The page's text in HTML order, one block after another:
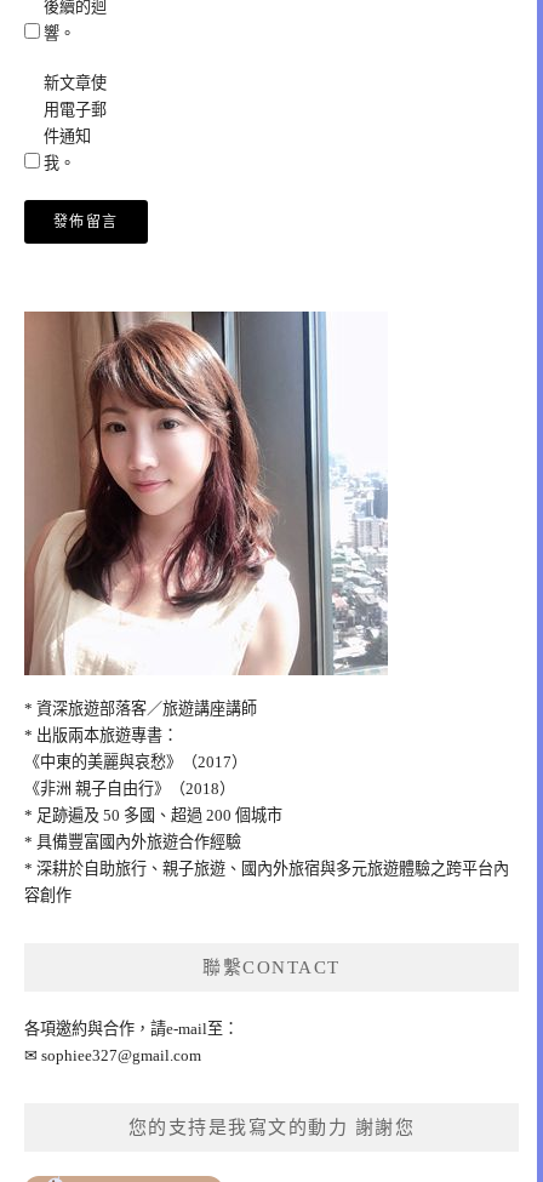
後續的迴
響。
新文章使
用電子郵
件通知
我。
* 資深旅遊部落客／旅遊講座講師
* 出版兩本旅遊專書：
《中東的美麗與哀愁》（2017）
《非洲 親子自由行》（2018）
* 足跡遍及 50 多國、超過 200 個城市
* 具備豐富國內外旅遊合作經驗
* 深耕於自助旅行、親子旅遊、國內外旅宿與多元旅遊體驗之跨平台內
容創作
聯繫CONTACT
各項邀約與合作，請e-mail至：
✉ sophiee327@gmail.com
您的支持是我寫文的動力 謝謝您